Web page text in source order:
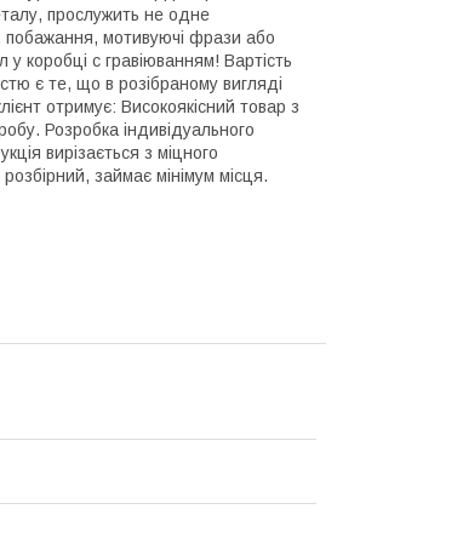
прослужить не одне
побажання, мотивуючі фрази або
коробці с гравіюванням! Вартість
є те, що в розібраному вигляді
отримує: Високоякісний товар з
Розробка індивідуального
вирізається з міцного
займає мінімум місця.